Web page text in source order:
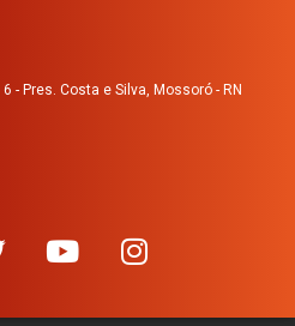
- Pres. Costa e Silva, Mossoró - RN